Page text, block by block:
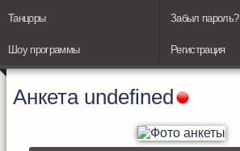
Танцоры
Шоу программы
Забыл пароль?
Регистрация
Анкета undefined